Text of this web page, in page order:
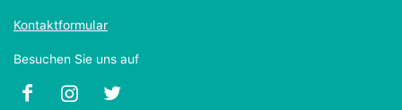
Kontaktformular
Besuchen Sie uns auf